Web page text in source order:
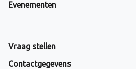
Evenementen
Vraag stellen
Contactgegevens